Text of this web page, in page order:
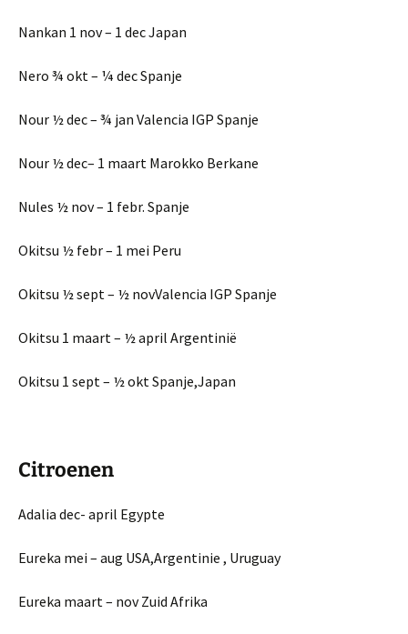
Nankan 1 nov – 1 dec Japan
Nero ¾ okt – ¼ dec Spanje
Nour ½ dec – ¾ jan Valencia IGP Spanje
Nour ½ dec– 1 maart Marokko Berkane
Nules ½ nov – 1 febr. Spanje
Okitsu ½ febr – 1 mei Peru
Okitsu ½ sept – ½ novValencia IGP Spanje
Okitsu 1 maart – ½ april Argentinië
Okitsu 1 sept – ½ okt Spanje,Japan
Citroenen
Adalia dec- april Egypte
Eureka mei – aug USA,Argentinie , Uruguay
Eureka maart – nov Zuid Afrika